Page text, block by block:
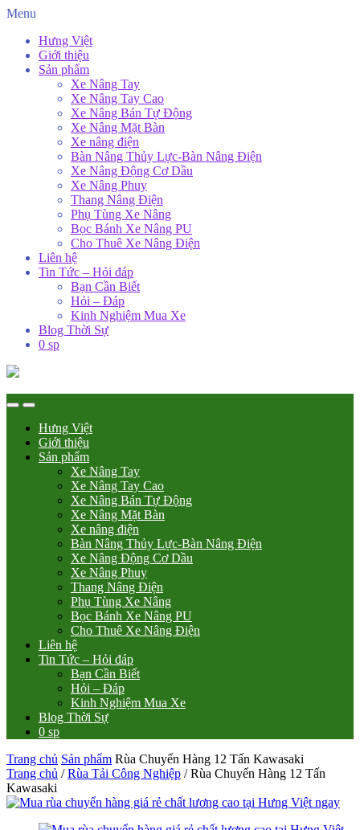
Menu
Hưng Việt
Giới thiệu
Sản phẩm
Xe Nâng Tay
Xe Nâng Tay Cao
Xe Nâng Bán Tự Động
Xe Nâng Mặt Bàn
Xe nâng điện
Bàn Nâng Thủy Lực-Bàn Nâng Điện
Xe Nâng Động Cơ Dầu
Xe Nâng Phuy
Thang Nâng Điện
Phụ Tùng Xe Nâng
Bọc Bánh Xe Nâng PU
Cho Thuê Xe Nâng Điện
Liên hệ
Tin Tức – Hỏi đáp
Bạn Cần Biết
Hỏi – Đáp
Kinh Nghiệm Mua Xe
Blog Thời Sự
0 sp
Hưng Việt
Giới thiệu
Sản phẩm
Xe Nâng Tay
Xe Nâng Tay Cao
Xe Nâng Bán Tự Động
Xe Nâng Mặt Bàn
Xe nâng điện
Bàn Nâng Thủy Lực-Bàn Nâng Điện
Xe Nâng Động Cơ Dầu
Xe Nâng Phuy
Thang Nâng Điện
Phụ Tùng Xe Nâng
Bọc Bánh Xe Nâng PU
Cho Thuê Xe Nâng Điện
Liên hệ
Tin Tức – Hỏi đáp
Bạn Cần Biết
Hỏi – Đáp
Kinh Nghiệm Mua Xe
Blog Thời Sự
0 sp
Trang chủ Sản phẩm Rùa Chuyển Hàng 12 Tấn Kawasaki
Trang chủ /Rùa Tải Công Nghiệp / Rùa Chuyển Hàng 12 Tấn
Kawasaki